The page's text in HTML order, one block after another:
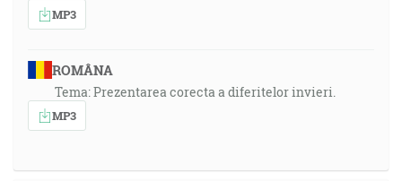
MP3
ROMÂNA
Tema: Prezentarea corecta a diferitelor invieri.
MP3